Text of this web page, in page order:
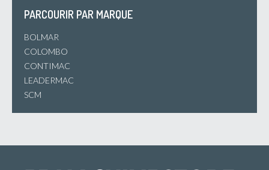
PARCOURIR PAR MARQUE
BOLMAR
COLOMBO
CONTIMAC
LEADERMAC
SCM